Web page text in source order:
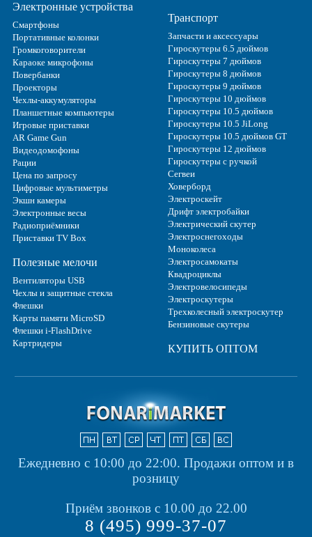
Электронные устройства
Смартфоны
Портативные колонки
Громкоговорители
Караоке микрофоны
Повербанки
Проекторы
Чехлы-аккумуляторы
Планшетные компьютеры
Игровые приставки
AR Game Gun
Видеодомофоны
Рации
Цена по запросу
Цифровые мультиметры
Экшн камеры
Электронные весы
Радиоприёмники
Приставки TV Box
Полезные мелочи
Вентиляторы USB
Чехлы и защитные стекла
Флешки
Карты памяти MicroSD
Флешки i-FlashDrive
Картридеры
Транспорт
Запчасти и аксессуары
Гироскутеры 6.5 дюймов
Гироскутеры 7 дюймов
Гироскутеры 8 дюймов
Гироскутеры 9 дюймов
Гироскутеры 10 дюймов
Гироскутеры 10.5 дюймов
Гироскутеры 10.5 JiLong
Гироскутеры 10.5 дюймов GT
Гироскутеры 12 дюймов
Гироскутеры с ручкой
Сегвеи
Ховерборд
Электроскейт
Дрифт электробайки
Электрический скутер
Электроснегоходы
Моноколеса
Электросамокаты
Квадроциклы
Электровелосипеды
Электроскутеры
Трехколесный электроскутер
Бензиновые скутеры
КУПИТЬ ОПТОМ
Ежедневно с 10:00 до 22:00. Продажи оптом и в
розницу
Приём звонков с 10.00 до 22.00
8 (495) 999-37-07